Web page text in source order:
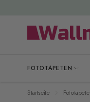
FOTOTAPETEN
Startseite